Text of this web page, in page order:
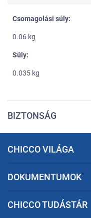
Csomagolási súly:
0.06 kg
Súly:
0.035 kg
BIZTONSÁG
CHICCO VILÁGA
DOKUMENTUMOK
CHICCO TUDÁSTÁR